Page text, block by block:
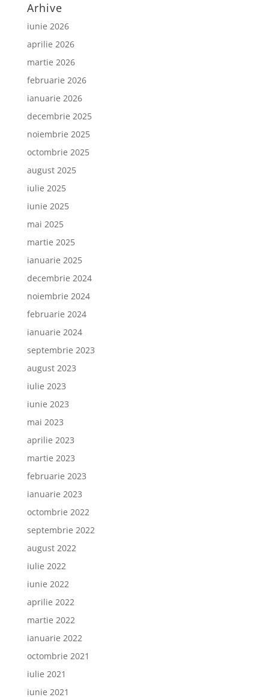
Arhive
iunie 2026
aprilie 2026
martie 2026
februarie 2026
ianuarie 2026
decembrie 2025
noiembrie 2025
octombrie 2025
august 2025
iulie 2025
iunie 2025
mai 2025
martie 2025
ianuarie 2025
decembrie 2024
noiembrie 2024
februarie 2024
ianuarie 2024
septembrie 2023
august 2023
iulie 2023
iunie 2023
mai 2023
aprilie 2023
martie 2023
februarie 2023
ianuarie 2023
octombrie 2022
septembrie 2022
august 2022
iulie 2022
iunie 2022
aprilie 2022
martie 2022
ianuarie 2022
octombrie 2021
iulie 2021
iunie 2021